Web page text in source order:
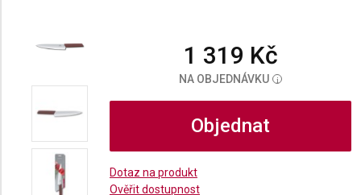
1 319 Kč
NA OBJEDNÁVKU i
Objednat
Dotaz na produkt
Ověřit dostupnost